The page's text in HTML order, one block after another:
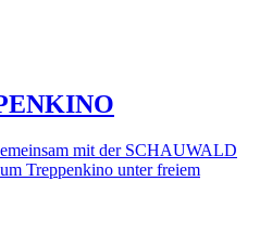
mit der SCHAUWALD
Treppenkino unter freiem